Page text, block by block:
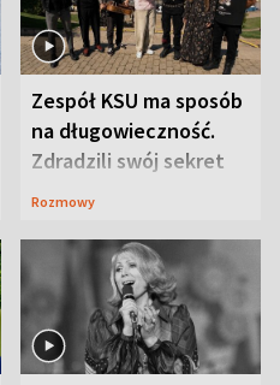
Zespół KSU ma sposób
na długowieczność.
Zdradzili swój sekret
Rozmowy